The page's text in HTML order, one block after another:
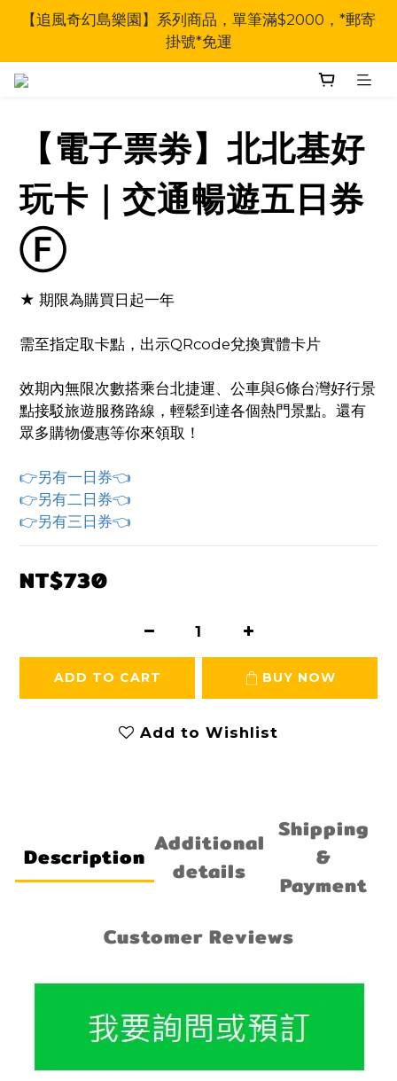
【追風奇幻島樂園】系列商品，單筆滿$2000，*郵寄
掛號*免運
【電子票劵】北北基好
玩卡｜交通暢遊五日券
Ⓕ
★ 期限為購買日起一年
需至指定取卡點，出示QRcode兌換實體卡片
效期內無限次數搭乘台北捷運、公車與6條台灣好行景
點接駁旅遊服務路線，輕鬆到達各個熱門景點。還有
眾多購物優惠等你來領取！
👉另有一日券👈
👉另有二日券👈
👉另有三日券👈
NT$730
ADD TO CART BUY NOW
Add to Wishlist
Description Additional
details
Shipping
&
Payment
Customer Reviews